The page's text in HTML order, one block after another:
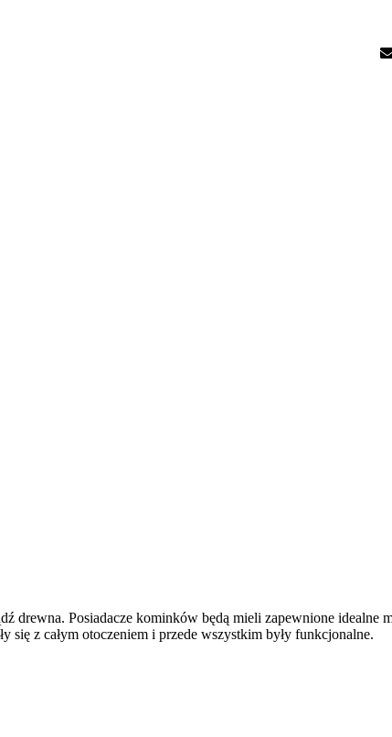
drewna. Posiadacze kominków będą mieli zapewnione idealne
się z całym otoczeniem i przede wszystkim były funkcjonalne.